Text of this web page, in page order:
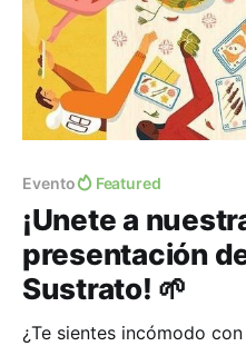
Evento Featured
¡Unete a
presentación
Sustrato! 🌱
¿Te sientes incómodo